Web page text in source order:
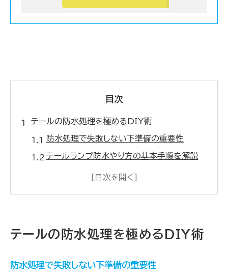
目次
テールの防水処理を極めるDIY術
防水処理で失敗しない下準備の重要性
テールランプ防水やり方の基本手順を解説
防水テープとパッキンの選び方と活用法
防水加工で防ぐテールランプの水漏れ被害
ボートトレーラー用防水処理の注意点まとめ
テールの防水処理を極めるDIY術
防水処理で失敗しない下準備の重要性